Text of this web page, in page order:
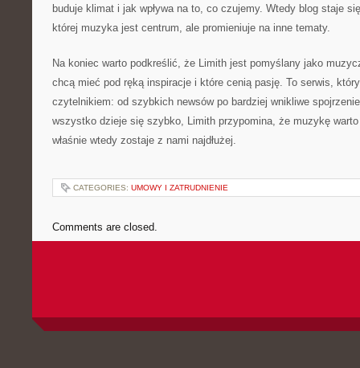
buduje klimat i jak wpływa na to, co czujemy. Wtedy blog staje
której muzyka jest centrum, ale promieniuje na inne tematy.
Na koniec warto podkreślić, że Limith jest pomyślany jako
chcą mieć pod ręką inspiracje i które cenią pasję. To serwis,
czytelnikiem: od szybkich newsów po bardziej wnikliwe
wszystko dzieje się szybko, Limith przypomina, że muzykę
właśnie wtedy zostaje z nami najdłużej.
CATEGORIES: UMOWY I ZATRUDNIENIE
Comments are closed.